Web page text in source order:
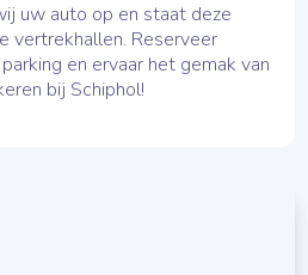
uw auto op en staat deze
vertrekhallen. Reserveer
en ervaar het gemak van
bij Schiphol!